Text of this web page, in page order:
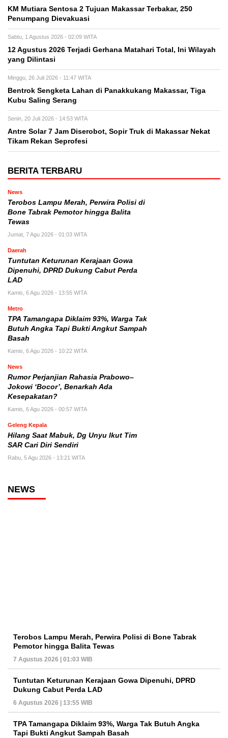
KM Mutiara Sentosa 2 Tujuan Makassar Terbakar, 250
Penumpang Dievakuasi
Sabtu, 1 Agustus 2026 - 02:09 WITA
12 Agustus 2026 Terjadi Gerhana Matahari Total, Ini Wilayah
yang Dilintasi
Minggu, 26 Juli 2026 - 11:47 WITA
Bentrok Sengketa Lahan di Panakkukang Makassar, Tiga
Kubu Saling Serang
Senin, 20 Juli 2026 - 14:53 WITA
Antre Solar 7 Jam Diserobot, Sopir Truk di Makassar Nekat
Tikam Rekan Seprofesi
BERITA TERBARU
News
Terobos Lampu Merah, Perwira Polisi di
Bone Tabrak Pemotor hingga Balita
Tewas
Jumat, 7 Agu 2026 - 01:03 WITA
Daerah
Tuntutan Keturunan Kerajaan Gowa
Dipenuhi, DPRD Dukung Cabut Perda
LAD
Kamis, 6 Agu 2026 - 13:55 WITA
Metro
TPA Tamangapa Diklaim 93%, Warga Tak
Butuh Angka Tapi Bukti Angkut Sampah
Basah
Kamis, 6 Agu 2026 - 10:22 WITA
News
Rumor Perjanjian Rahasia Prabowo–
Jokowi ‘Bocor’, Benarkah Ada
Kesepakatan?
Kamis, 6 Agu 2026 - 00:57 WITA
Geleng Kepala
Hilang Saat Mabuk, Dg Unyu Ikut Tim
SAR Cari Diri Sendiri
Rabu, 5 Agu 2026 - 13:21 WITA
NEWS
Terobos Lampu Merah, Perwira Polisi di Bone Tabrak
Pemotor hingga Balita Tewas
7 Agustus 2026 | 01:03 WIB
Tuntutan Keturunan Kerajaan Gowa Dipenuhi, DPRD
Dukung Cabut Perda LAD
6 Agustus 2026 | 13:55 WIB
TPA Tamangapa Diklaim 93%, Warga Tak Butuh Angka
Tapi Bukti Angkut Sampah Basah